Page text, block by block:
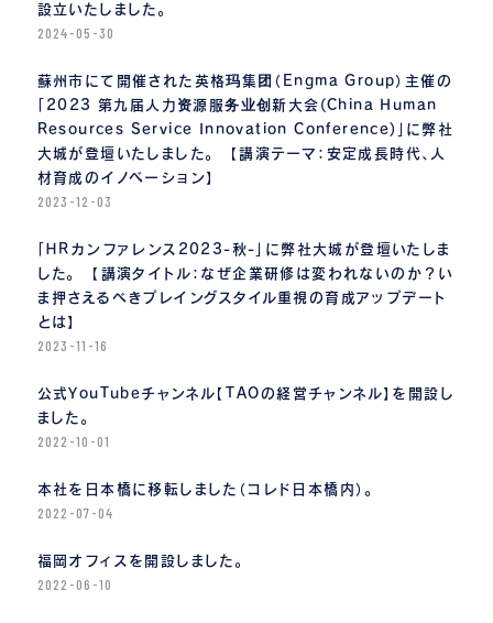
設立いたしました。
2024-05-30
蘇州市にて開催された英格玛集团（Engma Group）主催の
「2023 第九届人力资源服务业创新大会(China Human
Resources Service Innovation Conference)」に弊社
大城が登壇いたしました。 【講演テーマ：安定成長時代、人
材育成のイノベーション】
2023-12-03
「ＨＲカンファレンス2023-秋-」に弊社大城が登壇いたしま
した。 【講演タイトル：なぜ企業研修は変われないのか？い
ま押さえるべきプレイングスタイル重視の育成アップデート
とは】
2023-11-16
公式YouTubeチャンネル【TAOの経営チャンネル】を開設し
ました。
2022-10-01
本社を日本橋に移転しました（コレド日本橋内）。
2022-07-04
福岡オフィスを開設しました。
2022-06-10